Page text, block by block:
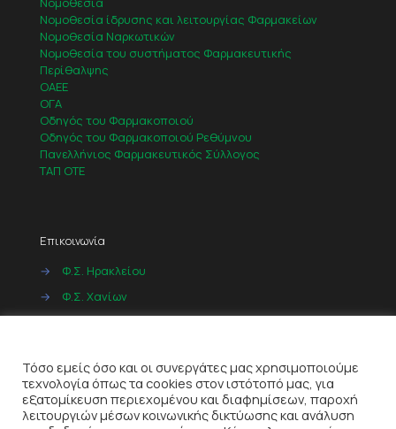
Νομοθεσία ίδρυσης και λειτουργίας Φαρμακείων
Νομοθεσία Ναρκωτικών
Νομοθεσία του συστήματος Φαρμακευτικής
Περίθαλψης
ΟΑΕΕ
ΟΓΑ
Οδηγός του Φαρμακοποιού
Οδηγός του Φαρμακοποιού Ρεθύμνου
Πανελλήνιος Φαρμακευτικός Σύλλογος
ΤΑΠ ΟΤΕ
Επικοινωνία
→
Φ.Σ. Ηρακλείου
→
Φ.Σ. Χανίων
Τόσο εμείς όσο και οι συνεργάτες μας χρησιμοποιούμε
τεχνολογία όπως τα cookies στον ιστότοπό μας, για
εξατομίκευση περιεχομένου και διαφημίσεων, παροχή
λειτουργιών μέσων κοινωνικής δικτύωσης και ανάλυση